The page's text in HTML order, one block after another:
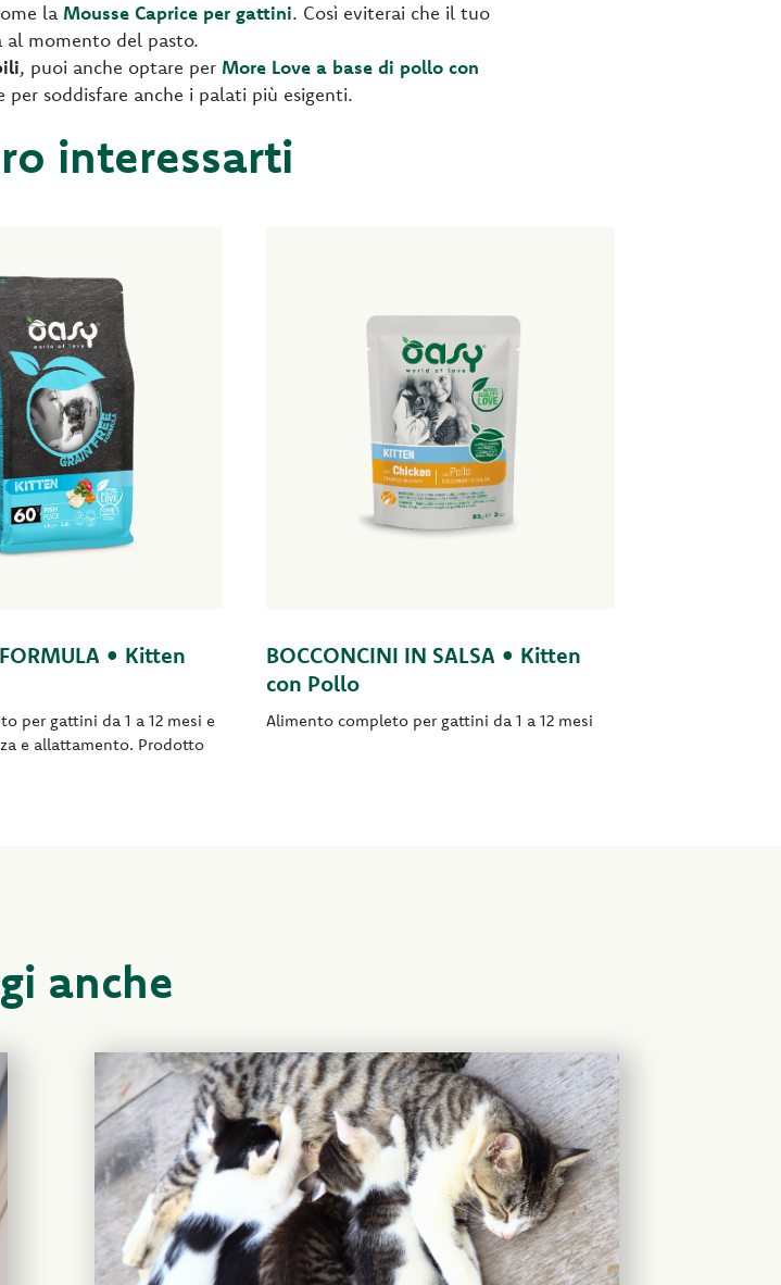
la Mousse Caprice per gattini. Così eviterai che il tuo
al momento del pasto.
, puoi anche optare per More Love a base di pollo con
soddisfare anche i palati più esigenti.
interessarti
FORMULA • Kitten
per gattini da 1 a 12 mesi e
e allattamento. Prodotto
BOCCONCINI IN SALSA • Kitten
con Pollo
Alimento completo per gattini da 1 a 12 mesi
anche